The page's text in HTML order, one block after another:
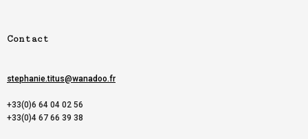
Contact
stephanie.titus@wanadoo.fr
+33(0)6 64 04 02 56
+33(0)4 67 66 39 38